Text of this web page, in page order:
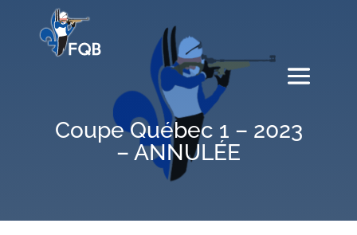
Coupe Québec 1 – 2023
– ANNULÉE